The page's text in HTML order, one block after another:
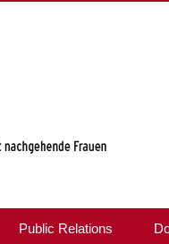
Public Relations